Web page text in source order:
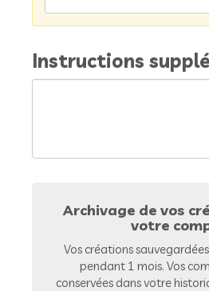
Instructions
Archivage de vos
votre
Vos créations
pendant 1 mois. Vos
conservées dans votre